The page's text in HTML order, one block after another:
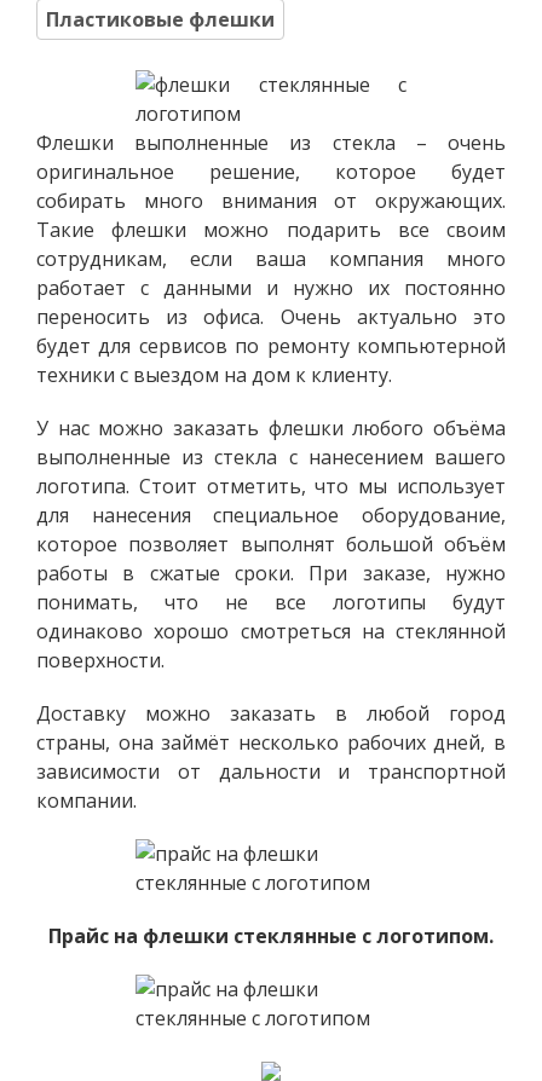
Пластиковые флешки
Флешки выполненные из стекла – очень
оригинальное решение, которое будет
собирать много внимания от окружающих.
Такие флешки можно подарить все своим
сотрудникам, если ваша компания много
работает с данными и нужно их постоянно
переносить из офиса. Очень актуально это
будет для сервисов по ремонту компьютерной
техники с выездом на дом к клиенту.
У нас можно заказать флешки любого объёма
выполненные из стекла с нанесением вашего
логотипа. Стоит отметить, что мы использует
для нанесения специальное оборудование,
которое позволяет выполнят большой объём
работы в сжатые сроки. При заказе, нужно
понимать, что не все логотипы будут
одинаково хорошо смотреться на стеклянной
поверхности.
Доставку можно заказать в любой город
страны, она займёт несколько рабочих дней, в
зависимости от дальности и транспортной
компании.
Прайс на флешки стеклянные с логотипом.